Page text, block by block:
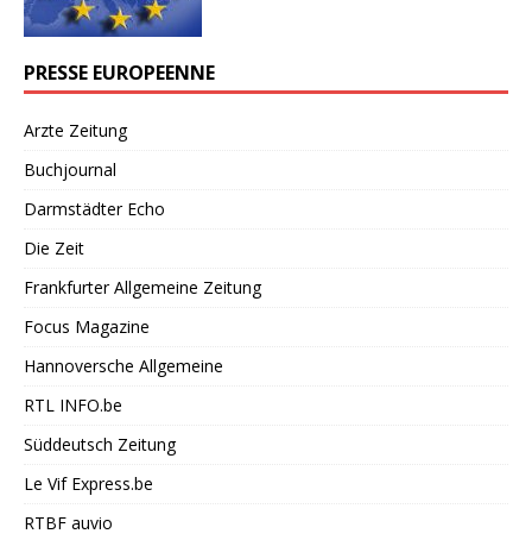
PRESSE EUROPEENNE
Arzte Zeitung
Buchjournal
Darmstädter Echo
Die Zeit
Frankfurter Allgemeine Zeitung
Focus Magazine
Hannoversche Allgemeine
RTL INFO.be
Süddeutsch Zeitung
Le Vif Express.be
RTBF auvio